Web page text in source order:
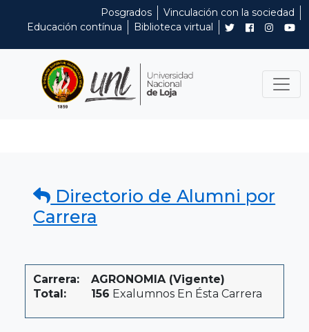
Posgrados
Vinculación con la sociedad
Educación contínua
Biblioteca virtual
Directorio de Alumni por
Carrera
Carrera:
AGRONOMIA (Vigente)
Total:
156 Exalumnos En Ésta Carrera